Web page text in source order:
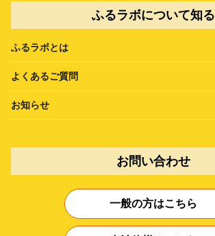
ふるラボについて知る
ふるラボとは
よくあるご質問
お知らせ
お問い合わせ
一般の方はこちら